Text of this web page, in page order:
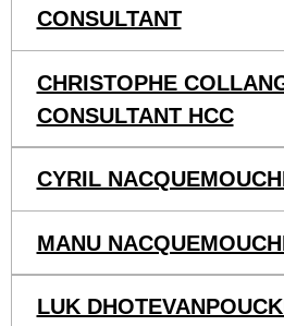
CONSULTANT
CHRISTOPHE
CONSULTANT HCC
CYRIL
MANU
LUK